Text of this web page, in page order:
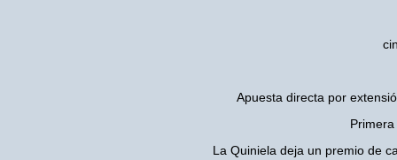
Apuesta directa por
La Quiniela deja un premio de